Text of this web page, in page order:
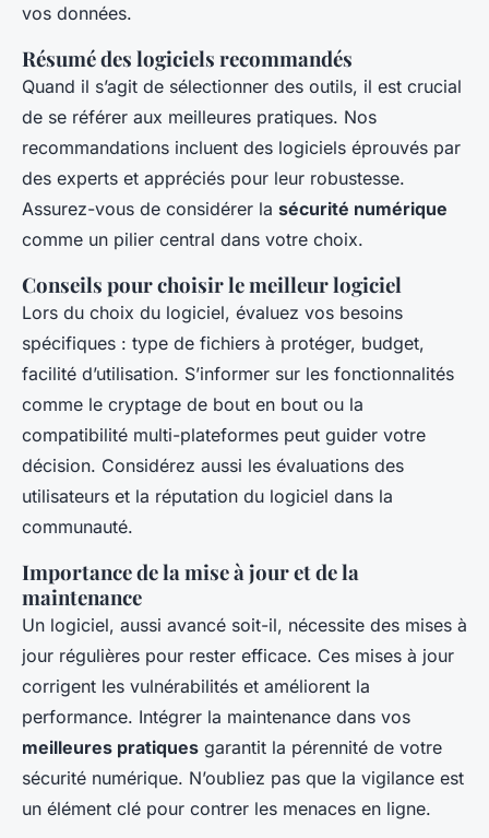
vos données.
Résumé des logiciels recommandés
Quand il s’agit de sélectionner des outils, il est crucial
de se référer aux meilleures pratiques. Nos
recommandations incluent des logiciels éprouvés par
des experts et appréciés pour leur robustesse.
Assurez-vous de considérer la sécurité numérique
comme un pilier central dans votre choix.
Conseils pour choisir le meilleur logiciel
Lors du choix du logiciel, évaluez vos besoins
spécifiques : type de fichiers à protéger, budget,
facilité d’utilisation. S’informer sur les fonctionnalités
comme le cryptage de bout en bout ou la
compatibilité multi-plateformes peut guider votre
décision. Considérez aussi les évaluations des
utilisateurs et la réputation du logiciel dans la
communauté.
Importance de la mise à jour et de la
maintenance
Un logiciel, aussi avancé soit-il, nécessite des mises à
jour régulières pour rester efficace. Ces mises à jour
corrigent les vulnérabilités et améliorent la
performance. Intégrer la maintenance dans vos
meilleures pratiques garantit la pérennité de votre
sécurité numérique. N’oubliez pas que la vigilance est
un élément clé pour contrer les menaces en ligne.